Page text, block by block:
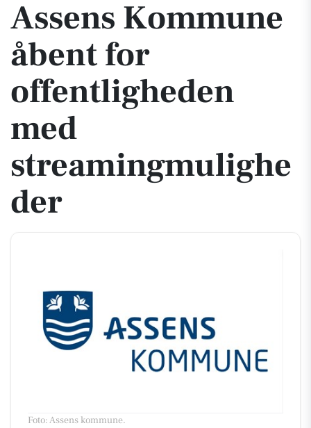
Assens Kommune
åbent for
offentligheden
med
streamingmulighe
der
Foto: Assens kommune.